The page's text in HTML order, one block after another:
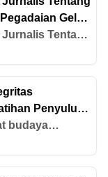
Gelar
Tentang
Gelar
Penyuluh
budaya
perusahaan
antikorupsi